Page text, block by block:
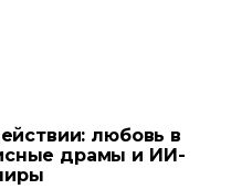
любовь в
драмы и ИИ-